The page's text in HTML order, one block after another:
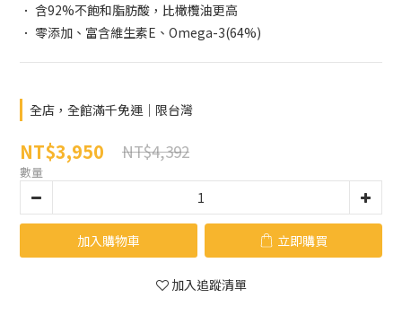
． 含92%不飽和脂肪酸，比橄欖油更高
． 零添加、富含維生素E、Omega-3(64%)
全店，全館滿千免運｜限台灣
NT$3,950 NT$4,392
數量
加入購物車 立即購買
加入追蹤清單